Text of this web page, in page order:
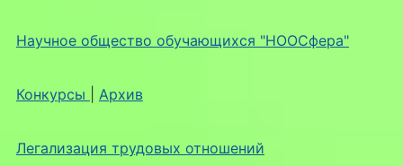
Научное общество обучающихся "НООСфера"
Конкурсы Архив
Легализация трудовых отношений